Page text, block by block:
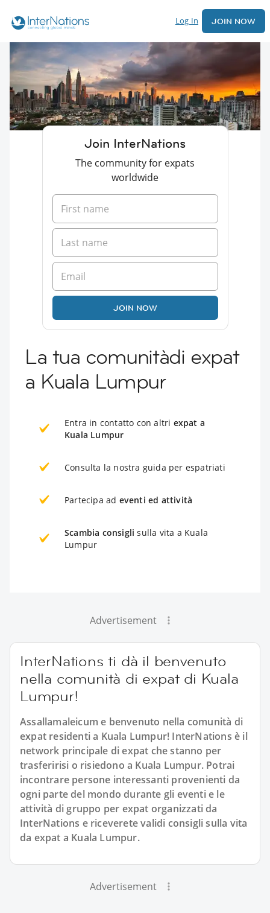
Log In JOIN NOW
Join InterNations
The community for expats
worldwide
JOIN NOW
La tua comunitàdi expat
a Kuala Lumpur
Entra in contatto con altri expat a
Kuala Lumpur
Consulta la nostra guida per espatriati
Partecipa ad eventi ed attività
Scambia consigli sulla vita a Kuala
Lumpur
Advertisement
InterNations ti dà il benvenuto
nella comunità di expat di Kuala
Lumpur!
Assallamaleicum e benvenuto nella comunità di
expat residenti a Kuala Lumpur! InterNations è il
network principale di expat che stanno per
trasferirisi o risiedono a Kuala Lumpur. Potrai
incontrare persone interessanti provenienti da
ogni parte del mondo durante gli eventi e le
attività di gruppo per expat organizzati da
InterNations e riceverete validi consigli sulla vita
da expat a Kuala Lumpur.
Advertisement